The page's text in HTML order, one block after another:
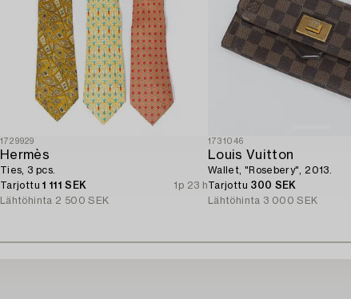
1729929
Hermès
Ties, 3 pcs.
Tarjottu1 111 SEK
1p 23 h
Lähtöhinta 2 500 SEK
1731046
Louis Vuitton
Wallet, "Rosebery", 2013.
Tarjottu 300 SEK
Lähtöhinta 3 000 SEK